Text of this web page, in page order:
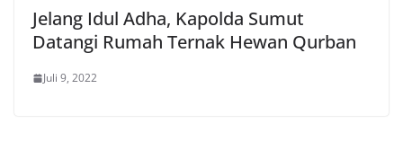
Jelang Idul Adha, Kapolda Sumut
Datangi Rumah Ternak Hewan Qurban
Juli 9, 2022